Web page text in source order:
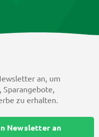
an, um
zu erhalten.
Newsletter an